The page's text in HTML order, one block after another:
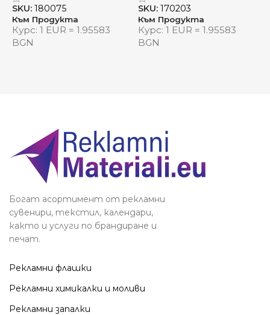
Видяна от:
SKU: 180075
Към Продукта
Курс: 1 EUR = 1.95583
BGN
SKU: 170203
Към Продукта
Курс: 1 EUR = 1.95583
BGN
Богат асортимент от рекламни
сувенири, текстил, календари,
както и услуги по брандиране и
печат.
Рекламни флашки
Рекламни химикалки и моливи
Рекламни запалки